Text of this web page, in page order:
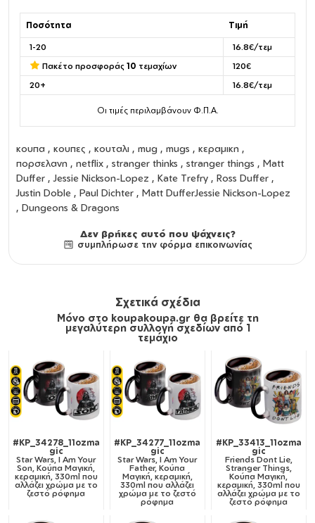
Ποσότητα Τιμή
1-20
16.8€/τεμ
Πακέτο προσφοράς 10 τεμαχίων
120€
20+
16.8€/τεμ
Οι τιμές περιλαμβάνουν Φ.Π.Α.
κουπα , κουπες , κουταλι , mug , mugs , κεραμικη ,
πορσελανη , netflix , stranger thinks , stranger things , Matt
Duffer , Jessie Nickson-Lopez , Kate Trefry , Ross Duffer ,
Justin Doble , Paul Dichter , Matt DufferJessie Nickson-Lopez
, Dungeons & Dragons
Δεν βρήκες αυτό που ψάχνεις?
συμπλήρωσε την φόρμα επικοινωνίας
Σχετικά σχέδια
Μόνο στο koupakoupa.gr θα βρείτε τη
μεγαλύτερη συλλογή σχεδίων από 1
τεμάχιο
#KP_34278_11ozma
gic
Star Wars, I Am Your
Son, Κούπα Μαγική,
κεραμική, 330ml που
αλλάζει χρώμα με το
ζεστό ρόφημα
#KP_34277_11ozma
gic
Star Wars, I Am Your
Father, Κούπα
Μαγική, κεραμική,
330ml που αλλάζει
χρώμα με το ζεστό
ρόφημα
#KP_33413_11ozma
gic
Friends Dont Lie,
Stranger Things,
Κούπα Μαγική,
κεραμική, 330ml που
αλλάζει χρώμα με το
ζεστό ρόφημα